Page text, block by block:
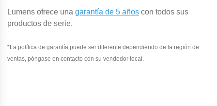
Lumens ofrece una garantía de 5 años con todos sus
productos de serie.
*La política de garantía puede ser diferente dependiendo de la región de
ventas, póngase en contacto con su vendedor local.